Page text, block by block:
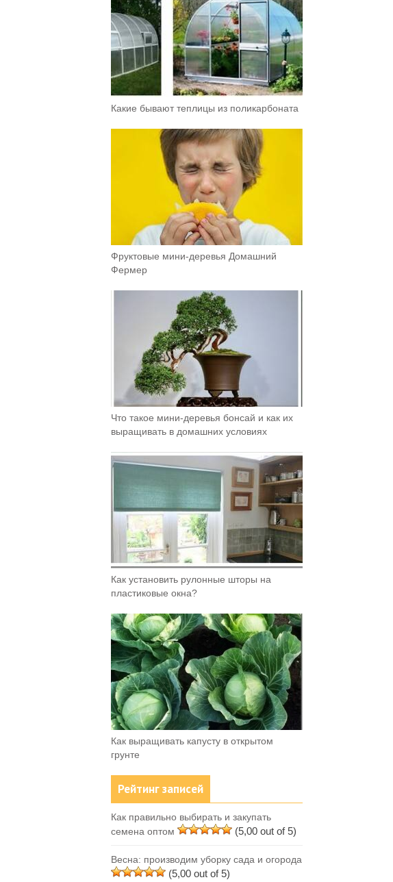
Какие бывают теплицы из поликарбоната
Фруктовыe мини-деревья Домашний
Фермер
Что такое мини-деревья бонсай и как их
выращивать в домашних условиях
Как установить рулонные шторы на
пластиковые окна?
Как выращивать капусту в открытом
грунте
Рейтинг записей
Как правильно выбирать и закупать
семена оптом
(5,00 out of 5)
Весна: производим уборку сада и огорода
(5,00 out of 5)